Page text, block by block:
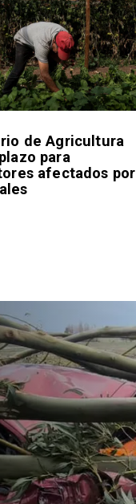
de Agricultura
para
afectados por